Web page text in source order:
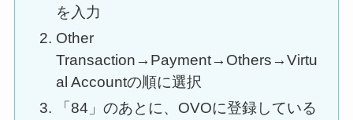
を入力
Other
Transaction→Payment→Others→Virtu
al Accountの順に選択
「84」のあとに、OVOに登録している